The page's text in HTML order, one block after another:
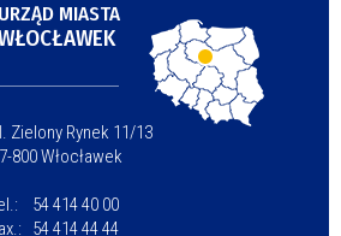
URZĄD MIASTA
Zielony Rynek 11/13
800 Włocławek
54 414 40 00
54 414 44 44